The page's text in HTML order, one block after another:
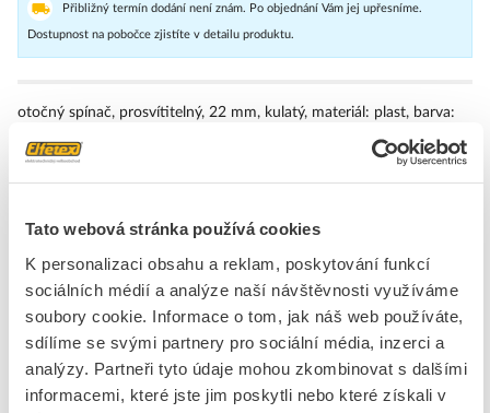
Tato webová stránka používá cookies
K personalizaci obsahu a reklam, poskytování funkcí
sociálních médií a analýze naší návštěvnosti využíváme
soubory cookie. Informace o tom, jak náš web používáte,
sdílíme se svými partnery pro sociální média, inzerci a
analýzy. Partneři tyto údaje mohou zkombinovat s dalšími
informacemi, které jste jim poskytli nebo které získali v
Přibližný termín dodání není znám. Po objednání Vám jej upřesníme.
Dostupnost na pobočce zjistíte v detailu produktu.
otočný spínač, prosvítitelný, 22 mm, kulatý, materiál: plast, barva:
Značka
Přední kryty pro přepínače
Druh ochrany ( NEMA)